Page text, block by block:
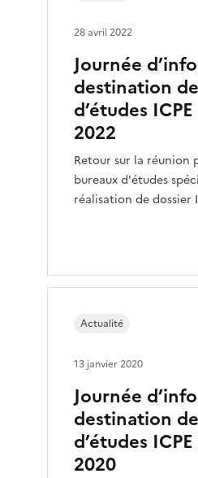
Journée
destination
d’études
2022
Retour sur la réunion
bureaux d'études
réalisation de dossier
28 avril 2022
Journée
destination
d’études
2020
Actualité
13 janvier 2020